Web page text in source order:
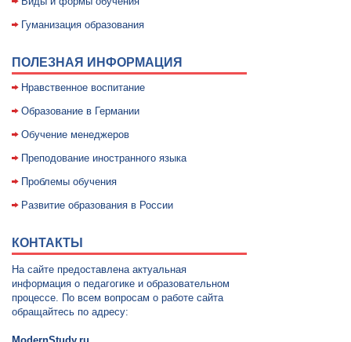
Гуманизация образования
ПОЛЕЗНАЯ ИНФОРМАЦИЯ
Нравственное воспитание
Образование в Германии
Обучение менеджеров
Преподование иностранного языка
Проблемы обучения
Развитие образования в России
КОНТАКТЫ
На сайте предоставлена актуальная
информация о педагогике и образовательном
процессе. По всем вопросам о работе сайта
обращайтесь по адресу: